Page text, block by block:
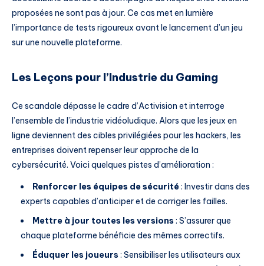
proposées ne sont pas à jour. Ce cas met en lumière
l’importance de tests rigoureux avant le lancement d’un jeu
sur une nouvelle plateforme.
Les Leçons pour l’Industrie du Gaming
Ce scandale dépasse le cadre d’Activision et interroge
l’ensemble de l’industrie vidéoludique. Alors que les jeux en
ligne deviennent des cibles privilégiées pour les hackers, les
entreprises doivent repenser leur approche de la
cybersécurité. Voici quelques pistes d’amélioration :
Renforcer les équipes de sécurité: Investir dans des
experts capables d’anticiper et de corriger les failles.
Mettre à jour toutes les versions : S’assurer que
chaque plateforme bénéficie des mêmes correctifs.
Éduquer les joueurs : Sensibiliser les utilisateurs aux